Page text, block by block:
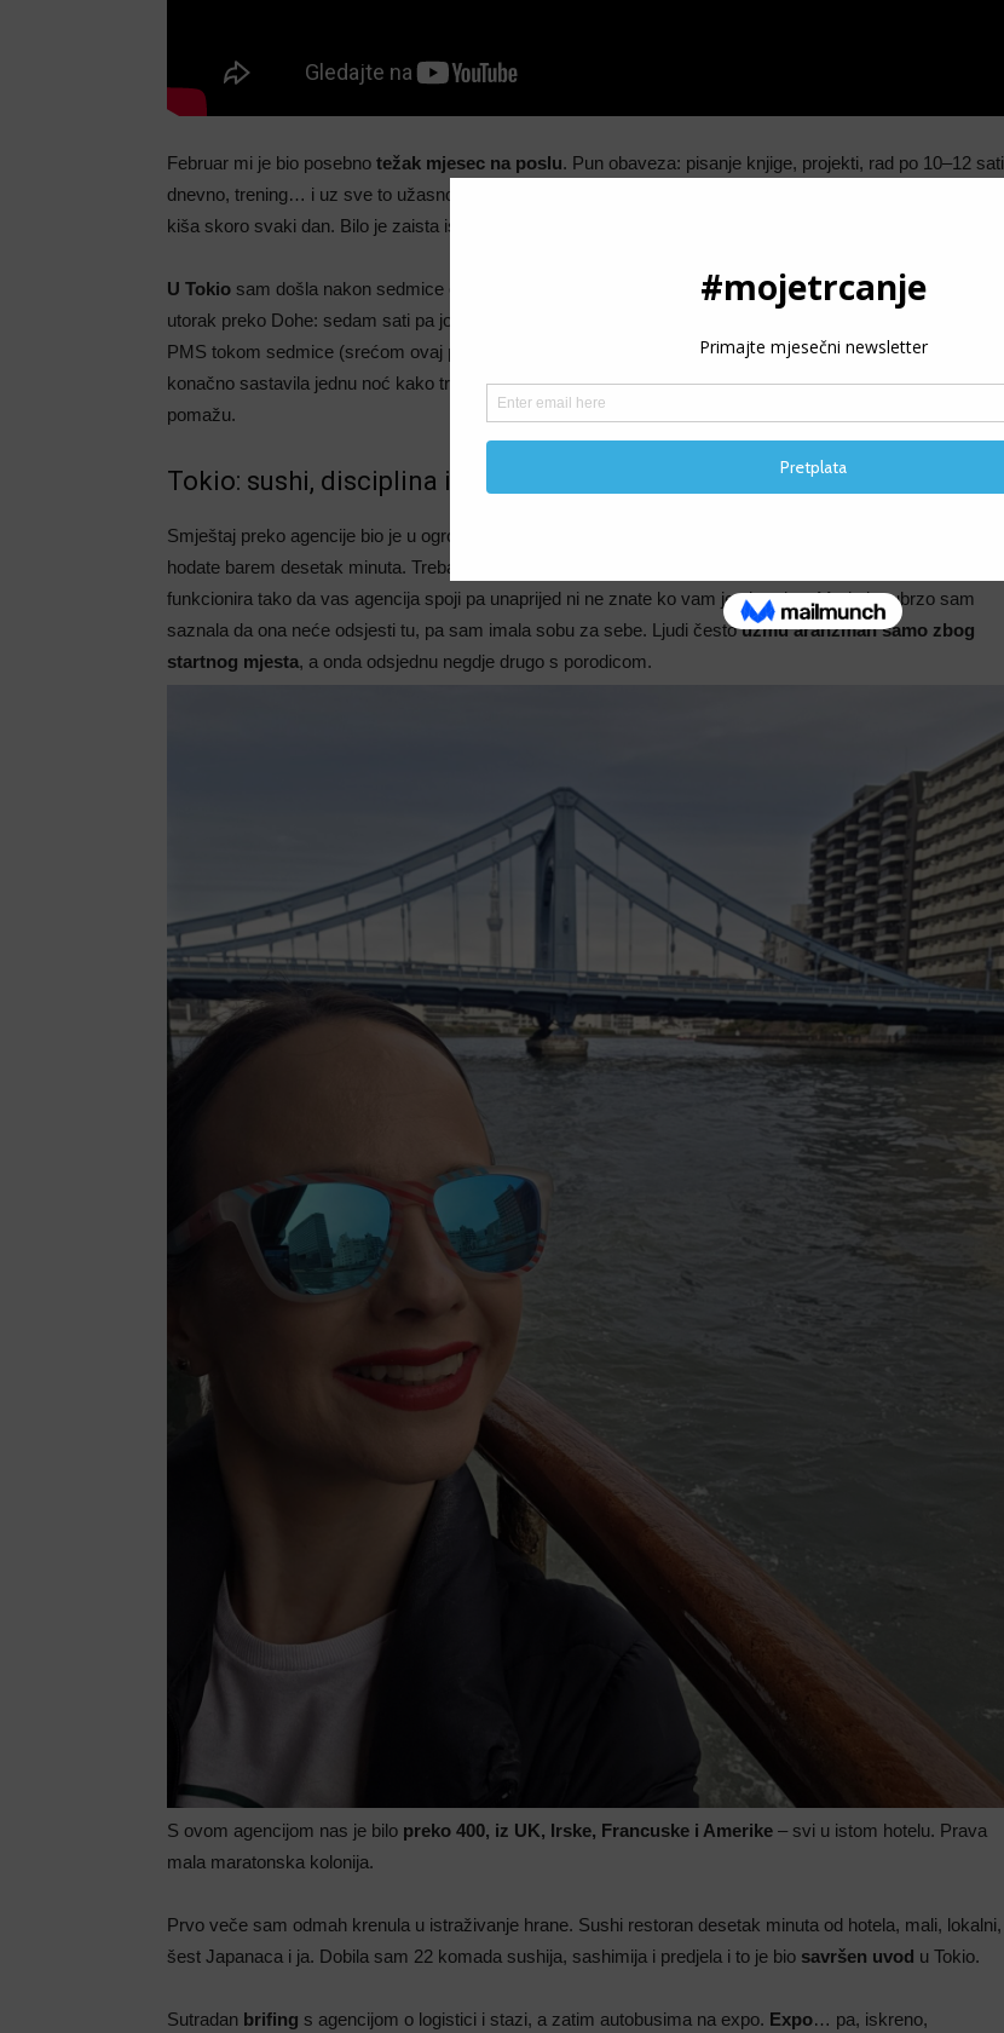
Februar mi je bio posebno težak mjesec na poslu. Pun obaveza: pisanje knjige, projekti, rad po 10–12 sati
dnevno, trening… i uz sve to užasno vrijeme u UK. Februar je ionako obično najgori mjesec, hladno, vjetar,
kiša skoro svaki dan. Bilo je zaista iscrpljujuće.
U Tokio sam došla nakon sedmice od 92 kilometra, bez tapera. Tempo trening je bio sedmicu prije, a let u
utorak preko Dohe: sedam sati pa još devet i pol do Tokija. Vremenska razlika +9 sati,
PMS tokom sedmice (srećom ovaj put ne na dan trke). Spavanje je bilo katastrofa sve do petka kada sam
konačno sastavila jednu noć kako treba, prateći Garminove savjete za jet lag. Moram priznati, stvarno
pomažu.
Tokio: sushi, disciplina i grad bez kanti za smeće
Smještaj preko agencije bio je u ogromnom
hodate barem desetak minuta. Trebalo je da dijelim sobu s još jednom ženom da malo uštedim, a to
funkcionira tako da vas agencija spoji pa unaprijed ni ne znate ko vam je cimerica. Međutim ubrzo sam
saznala da ona neće odsjesti tu, pa sam imala sobu za sebe. Ljudi čestouzmu aranžman samo zbog
startnog mjesta, a onda odsjednu negdje drugo s porodicom.
S ovom agencijom nas je bilo preko 400, iz UK, Irske, Francuske i Amerike – svi u istom hotelu. Prava
mala maratonska kolonija.
Prvo veče sam odmah krenula u istraživanje hrane. Sushi restoran desetak minuta od hotela, mali, lokalni,
šest Japanaca i ja. Dobila sam 22 komada sushija, sashimija i predjela i to je bio savršen uvod u Tokio.
Sutradan brifing s agencijom o logistici i stazi, a zatim autobusima na expo. Expo… pa, iskreno,